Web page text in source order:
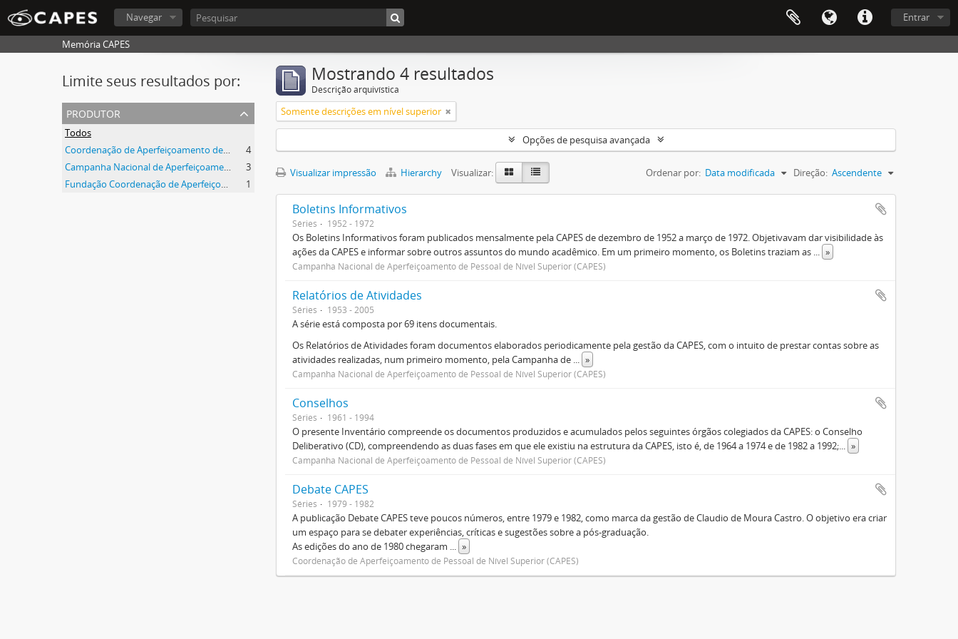
Entrar
Navegar
Memória CAPES
Limite seus resultados por:
produtor
Todos
Coordenação de Aperfeiçoamento de Pessoal de Nível Superior (CAPES)
4
Campanha Nacional de Aperfeiçoamento de Pessoal de Nível Superior (CAPES)
3
Fundação Coordenação de Aperfeiçoamento de Pessoal de Nível Superior (CAPES)
1
Mostrando 4 resultados
Descrição arquivística
Somente descrições em nível superior
Opções de pesquisa avançada
Visualizar impressão Hierarchy Visualizar: Ordenar por: Data modificada Direção: Ascendente
Boletins Informativos
Séries 1952 - 1972
Os Boletins Informativos foram publicados mensalmente pela CAPES de dezembro de 1952 a março de 1972. Objetivavam dar visibilidade às
ações da CAPES e informar sobre outros assuntos do mundo acadêmico. Em um primeiro momento, os Boletins traziam as ... »
Campanha Nacional de Aperfeiçoamento de Pessoal de Nível Superior (CAPES)
Relatórios de Atividades
Séries 1953 - 2005
A série está composta por 69 itens documentais.
Os Relatórios de Atividades foram documentos elaborados periodicamente pela gestão da CAPES, com o intuito de prestar contas sobre as
atividades realizadas, num primeiro momento, pela Campanha de ... »
Campanha Nacional de Aperfeiçoamento de Pessoal de Nível Superior (CAPES)
Conselhos
Séries 1961 - 1994
O presente Inventário compreende os documentos produzidos e acumulados pelos seguintes órgãos colegiados da CAPES: o Conselho
Deliberativo (CD), compreendendo as duas fases em que ele existiu na estrutura da CAPES, isto é, de 1964 a 1974 e de 1982 a 1992;... »
Campanha Nacional de Aperfeiçoamento de Pessoal de Nível Superior (CAPES)
Debate CAPES
Séries 1979 - 1982
A publicação Debate CAPES teve poucos números, entre 1979 e 1982, como marca da gestão de Claudio de Moura Castro. O objetivo era criar
um espaço para se debater experiências, críticas e sugestões sobre a pós-graduação.
As edições do ano de 1980 chegaram ... »
Coordenação de Aperfeiçoamento de Pessoal de Nível Superior (CAPES)